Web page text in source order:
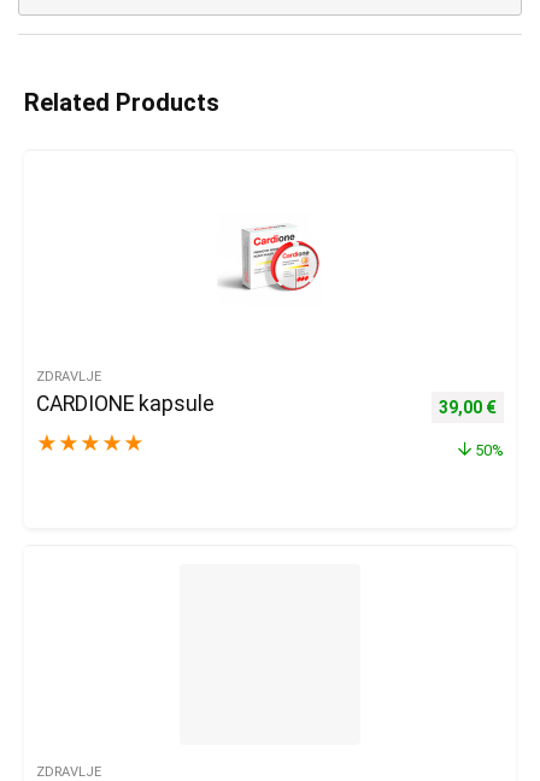
Related Products
ZDRAVLJE
CARDIONE kapsule
★ ★ ★ ★ ★
Izvorna
39,00 €
50%
ZDRAVLJE